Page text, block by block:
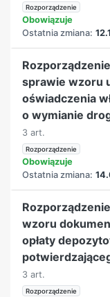
Rozporządzenie
Obowiązuje
Ostatnia zmiana:
sprawie wzoru
oświadczenia
o wymianie
3 art.
Rozporządzenie
Obowiązuje
Ostatnia zmiana:
wzoru
opłaty
3 art.
Rozporządzenie